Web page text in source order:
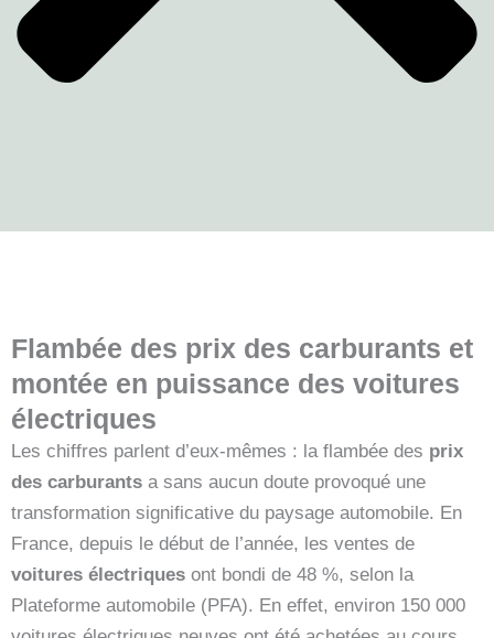
Flambée des prix des carburants et
montée en puissance des voitures
électriques
Les chiffres parlent d’eux-mêmes : la flambée des prix
des carburants a sans aucun doute provoqué une
transformation significative du paysage automobile. En
France, depuis le début de l’année, les ventes de
voitures électriques ont bondi de 48 %, selon la
Plateforme automobile (PFA). En effet, environ 150 000